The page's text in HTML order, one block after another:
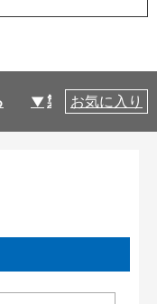
製品仕様
お気に入り